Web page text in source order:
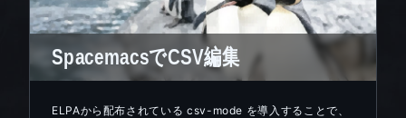
SpacemacsでCSV編集
ELPAから配布されている csv-mode を導入することで、